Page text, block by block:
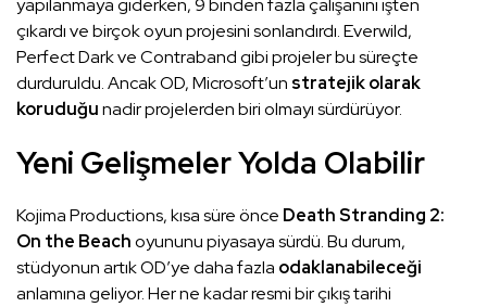
yapılanmaya giderken, 9 binden fazla çalışanını işten
çıkardı ve birçok oyun projesini sonlandırdı. Everwild,
Perfect Dark ve Contraband gibi projeler bu süreçte
durduruldu. Ancak OD, Microsoft’un stratejik olarak
koruduğunadir projelerden biri olmayı sürdürüyor.
Yeni Gelişmeler Yolda Olabilir
Kojima Productions, kısa süre önce Death Stranding 2:
On the Beachoyununu piyasaya sürdü. Bu durum,
stüdyonun artık OD’ye daha fazla odaklanabileceği
anlamına geliyor. Her ne kadar resmi bir çıkış tarihi